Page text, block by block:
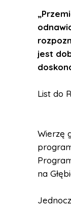
jest
List do
Wierzę
na